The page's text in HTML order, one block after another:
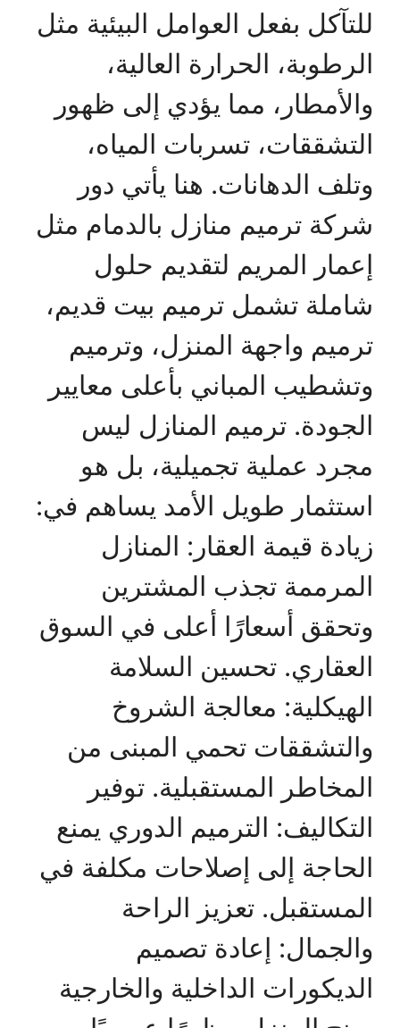
للتآكل بفعل العوامل البيئية مثل
الرطوبة، الحرارة العالية،
والأمطار، مما يؤدي إلى ظهور
التشققات، تسربات المياه،
وتلف الدهانات. هنا يأتي دور
شركة ترميم منازل بالدمام مثل
إعمار المريم لتقديم حلول
شاملة تشمل ترميم بيت قديم،
ترميم واجهة المنزل، وترميم
وتشطيب المباني بأعلى معايير
الجودة. ترميم المنازل ليس
مجرد عملية تجميلية، بل هو
استثمار طويل الأمد يساهم في:
زيادة قيمة العقار: المنازل
المرممة تجذب المشترين
وتحقق أسعارًا أعلى في السوق
العقاري. تحسين السلامة
الهيكلية: معالجة الشروخ
والتشققات تحمي المبنى من
المخاطر المستقبلية. توفير
التكاليف: الترميم الدوري يمنع
الحاجة إلى إصلاحات مكلفة في
المستقبل. تعزيز الراحة
والجمال: إعادة تصميم
الديكورات الداخلية والخارجية